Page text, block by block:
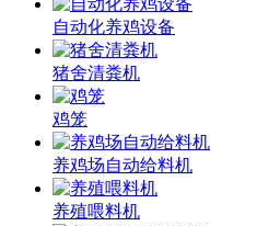
自动化养鸡设备
猪舍清粪机
鸡笼
养鸡场自动给料机
养殖喂料机